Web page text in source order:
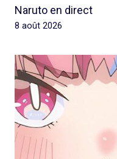
Naruto en direct
8 août 2026